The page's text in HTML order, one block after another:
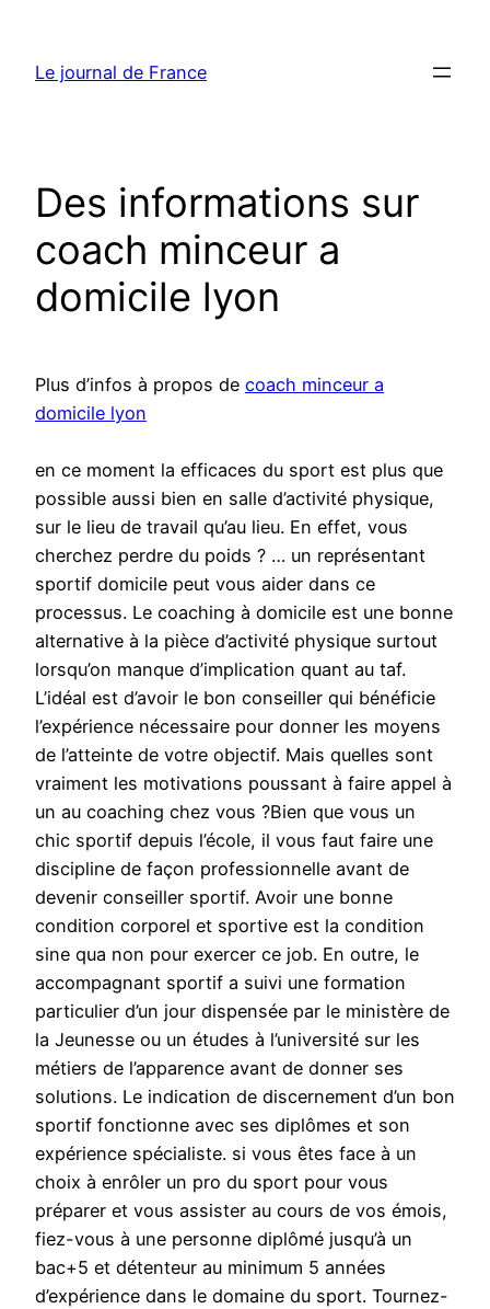
contenu
Le journal de France
Des informations sur
coach minceur a
domicile lyon
Plus d’infos à propos de coach minceur a
domicile lyon
en ce moment la efficaces du sport est plus que
possible aussi bien en salle d’activité physique,
sur le lieu de travail qu’au lieu. En effet, vous
cherchez perdre du poids ? … un représentant
sportif domicile peut vous aider dans ce
processus. Le coaching à domicile est une bonne
alternative à la pièce d’activité physique surtout
lorsqu’on manque d’implication quant au taf.
L’idéal est d’avoir le bon conseiller qui bénéficie
l’expérience nécessaire pour donner les moyens
de l’atteinte de votre objectif. Mais quelles sont
vraiment les motivations poussant à faire appel à
un au coaching chez vous ?Bien que vous un
chic sportif depuis l’école, il vous faut faire une
discipline de façon professionnelle avant de
devenir conseiller sportif. Avoir une bonne
condition corporel et sportive est la condition
sine qua non pour exercer ce job. En outre, le
accompagnant sportif a suivi une formation
particulier d’un jour dispensée par le ministère de
la Jeunesse ou un études à l’université sur les
métiers de l’apparence avant de donner ses
solutions. Le indication de discernement d’un bon
sportif fonctionne avec ses diplômes et son
expérience spécialiste. si vous êtes face à un
choix à enrôler un pro du sport pour vous
préparer et vous assister au cours de vos émois,
fiez-vous à une personne diplômé jusqu’à un
bac+5 et détenteur au minimum 5 années
d’expérience dans le domaine du sport. Tournez-